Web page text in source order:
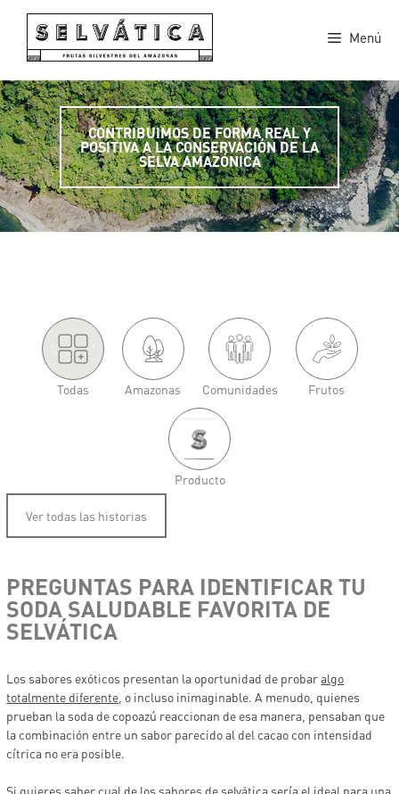
contenido
Menú
CONTRIBUIMOS DE FORMA REAL Y
POSITIVA A LA CONSERVACIÓN DE LA
SELVA AMAZÓNICA
.'
Todas Amazonas Comunidades Frutos
Producto
Ver todas las historias
PREGUNTAS PARA IDENTIFICAR TU
SODA SALUDABLE FAVORITA DE
SELVÁTICA
Los sabores exóticos presentan la oportunidad de probaralgo
totalmente diferente , o incluso inimaginable. A menudo, quienes
prueban la soda de copoazú reaccionan de esa manera, pensaban que
la combinación entre un sabor parecido al del cacao con intensidad
cítrica no era posible.
Si quieres saber cual de los sabores de selvática sería el ideal para una